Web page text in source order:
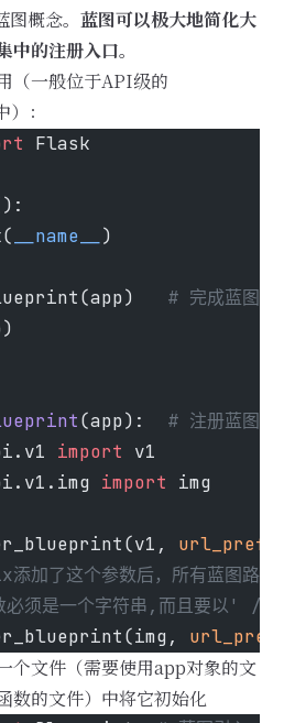
概念。 蓝图可以极大地简化大
的注册入口。
（一般位于API级的
：
Flask
__name__ )
# 完成蓝图注册
(app): # 注册蓝图
import v1
import img
url_prefix
了这个参数后，所有蓝图路由前
须是一个字符串,而且要以' / '
个文件（需要使用app对象的文
数的文件）中将它初始化